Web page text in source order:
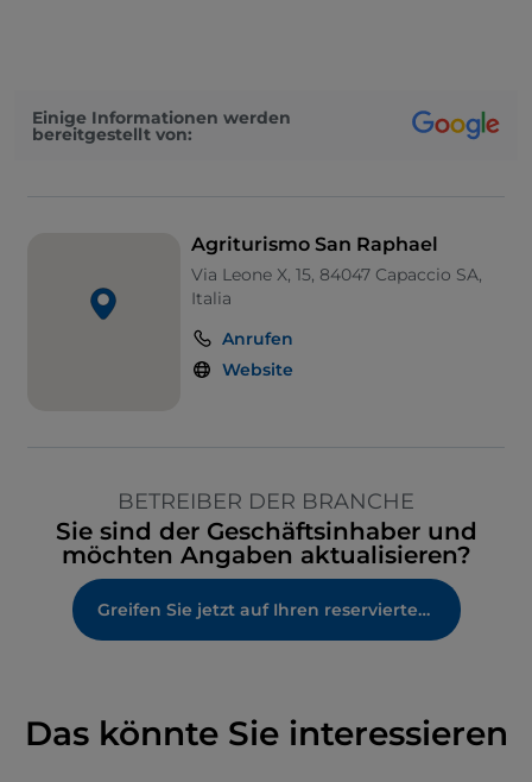
Einige Informationen werden
bereitgestellt von:
Agriturismo San Raphael
Via Leone X, 15, 84047 Capaccio SA,
Italia
Anrufen
Website
BETREIBER DER BRANCHE
Sie sind der Geschäftsinhaber und
möchten Angaben aktualisieren?
Greifen Sie jetzt auf Ihren reservierten Bereich zu
Das könnte Sie interessieren